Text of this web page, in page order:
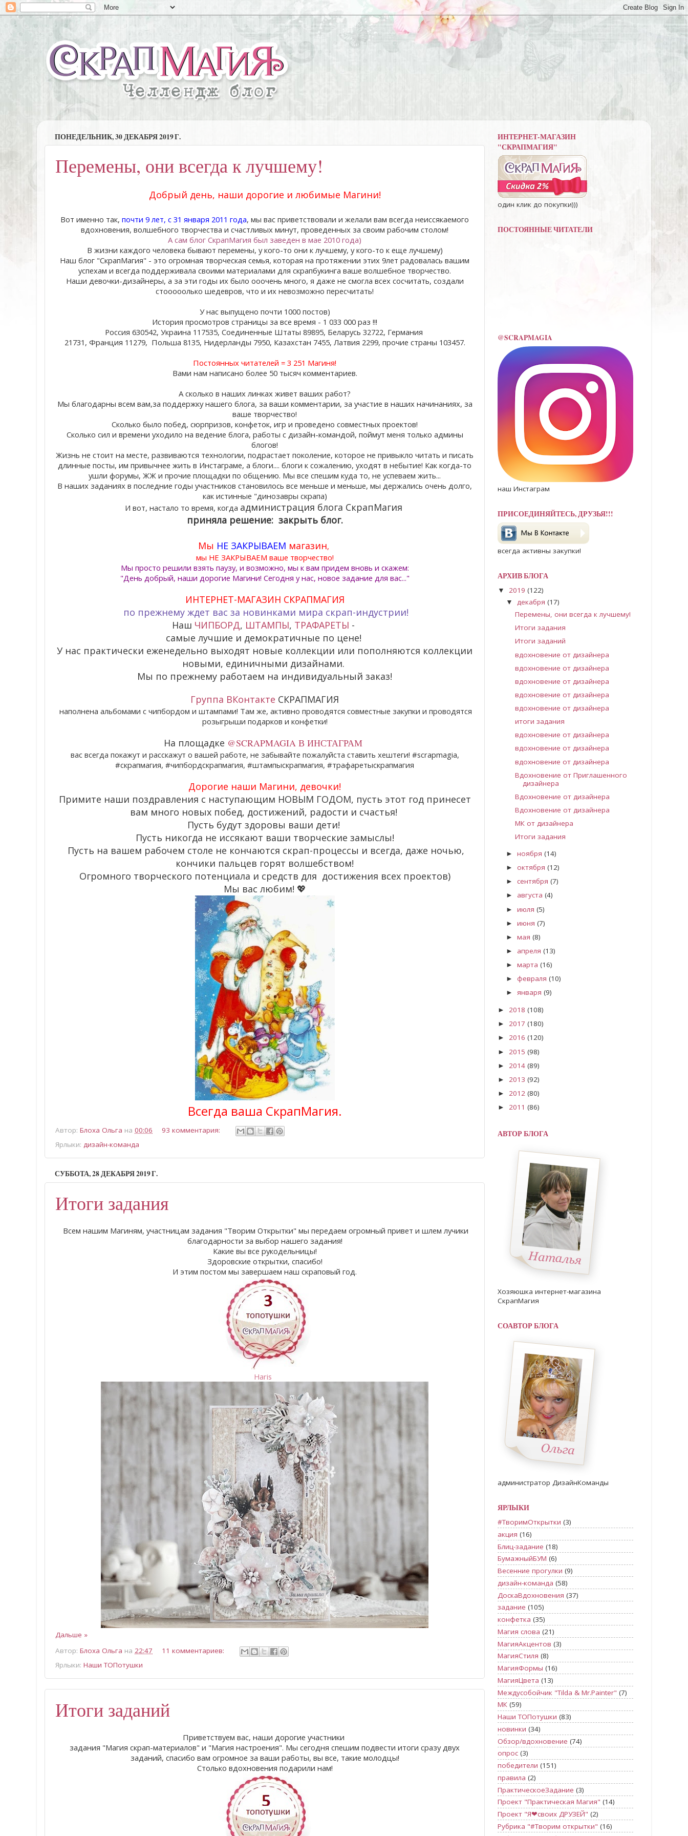
ПОНЕДЕЛЬНИК, 30 ДЕКАБРЯ 2019 Г.
Перемены, они всегда к лучшему!
Добрый день, наши дорогие и любимые Магини!
Вот именно так, почти 9 лет, с 31 января 2011 года, мы вас приветствовали и желали вам всегда неиссякаемого
вдохновения, волшебного творчества и счастливых минут, проведенных за своим рабочим столом!
А сам блог СкрапМагия был заведен в мае 2010 года)
В жизни каждого человека бывают перемены, у кого-то они к лучшему, у кого-то к еще лучшему)
Наш блог "СкрапМагия" - это огромная творческая семья, которая на протяжении этих 9лет радовалась вашим
успехам и всегда поддерживала своими материалами для скрапбукинга ваше волшебное творчество.
Наши девочки-дизайнеры, а за эти годы их было ооочень много, я даже не смогла всех сосчитать, создали
стооооолько шедевров, что и их невозможно пересчитать!
У нас выпущено почти 1000 постов)
История просмотров страницы за все время - 1 033 000 раз !!!
Россия 630542, Украина 117535, Соединенные Штаты 89895, Беларусь 32722, Германия
21731, Франция 11279, Польша 8135, Нидерланды 7950, Казахстан 7455, Латвия 2299, прочие страны 103457.
Постоянных читателей = 3 251 Магиня!
Вами нам написано более 50 тысяч комментариев.
А сколько в наших линках живет ваших работ?
Мы благодарны всем вам,за поддержку нашего блога, за ваши комментарии, за участие в наших начинаниях, за
ваше творчество!
Сколько было побед, сюрпризов, конфеток, игр и проведено совместных проектов!
Сколько сил и времени уходило на ведение блога, работы с дизайн-командой, поймут меня только админы
блогов!
Жизнь не стоит на месте, развиваются технологии, подрастает поколение, которое не привыкло читать и писать
длинные посты, им привычнее жить в Инстаграме, а блоги.... блоги к сожалению, уходят в небытие! Как когда-то
ушли форумы, ЖЖ и прочие площадки по общению. Мы все спешим куда то, не успеваем жить...
В наших заданиях в последние годы участников становилось все меньше и меньше, мы держались очень долго,
как истинные "динозавры скрапа)
И вот, настало то время, когда администрация блога СкрапМагия
приняла решение: закрыть блог.
Мы НЕ ЗАКРЫВАЕМ магазин,
мы НЕ ЗАКРЫВАЕМ ваше творчество!
Мы просто решили взять паузу, и возможно, мы к вам придем вновь и скажем:
"День добрый, наши дорогие Магини! Сегодня у нас, новое задание для вас..."
ИНТЕРНЕТ-МАГАЗИН СКРАПМАГИЯ
по прежнему ждет вас за новинками мира скрап-индустрии!
Наш ЧИПБОРД, ШТАМПЫ, ТРАФАРЕТЫ -
самые лучшие и демократичные по цене!
У нас практически еженедельно выходят новые коллекции или пополняются коллекции
новыми, единичными дизайнами.
Мы по прежнему работаем на индивидуальный заказ!
Группа ВКонтакте СКРАПМАГИЯ
наполнена альбомами с чипбордом и штампами! Там же, активно проводятся совместные закупки и проводятся
розыгрыши подарков и конфетки!
На площадке @SCRAPMAGIA В ИНСТАГРАМ
вас всегда покажут и расскажут о вашей работе, не забывайте пожалуйста ставить хештеги! #scrapmagia,
#скрапмагия, #чипбордскрапмагия, #штампыскрапмагия, #трафаретыскрапмагия
Дорогие наши Магини, девочки!
Примите наши поздравления с наступающим НОВЫМ ГОДОМ, пусть этот год принесет
вам много новых побед, достижений, радости и счастья!
Пусть будут здоровы ваши дети!
Пусть никогда не иссякают ваши творческие замыслы!
Пусть на вашем рабочем столе не кончаются скрап-процессы и всегда, даже ночью,
кончики пальцев горят волшебством!
Огромного творческого потенциала и средств для достижения всех проектов)
Мы вас любим! 💖
Всегда ваша СкрапМагия.
Автор: Блоха Ольга на 00:06
93 комментария:
Ярлыки: дизайн-команда
СУББОТА, 28 ДЕКАБРЯ 2019 Г.
Итоги задания
Всем нашим Магиням, участницам задания "Творим Открытки" мы передаем огромный привет и шлем лучики
благодарности за выбор нашего задания!
Какие вы все рукодельницы!
Здоровские открытки, спасибо!
И этим постом мы завершаем наш скраповый год.
Haris
Дальше »
Автор: Блоха Ольга на 22:47
11 комментариев:
Ярлыки: Наши ТОПотушки
Итоги заданий
Приветствуем вас, наши дорогие участники
задания "Магия скрап-материалов" и "Магия настроения". Мы сегодня спешим подвести итоги сразу двух
заданий, спасибо вам огромное за ваши работы, вы все, такие молодцы!
Столько вдохновения подарили нам!
ИНТЕРНЕТ-МАГАЗИН
"СКРАПМАГИЯ"
один клик до покупки)))
ПОСТОЯННЫЕ ЧИТАТЕЛИ
@SCRAPMAGIA
наш Инстаграм
ПРИСОЕДИНЯЙТЕСЬ, ДРУЗЬЯ!!!
всегда активны закупки!
АРХИВ БЛОГА
▼ 2019 (122)
▼декабря(17)
Перемены, они всегда к лучшему!
Итоги задания
Итоги заданий
вдохновение от дизайнера
вдохновение от дизайнера
вдохновение от дизайнера
вдохновение от дизайнера
вдохновение от дизайнера
итоги задания
вдохновение от дизайнера
вдохновение от дизайнера
вдохновение от дизайнера
Вдохновение от Приглашенного
дизайнера
Вдохновение от дизайнера
Вдохновение от дизайнера
МК от дизайнера
Итоги задания
►ноября(14)
►октября(12)
►сентября(7)
► августа(4)
►июля(5)
►июня(7)
►мая(8)
► апреля(13)
►марта(16)
►февраля(10)
►января(9)
► 2018 (108)
► 2017 (180)
► 2016 (120)
► 2015 (98)
► 2014 (89)
► 2013 (92)
► 2012 (80)
► 2011 (86)
АВТОР БЛОГА
Хозяюшка интернет-магазина
СкрапМагия
СОАВТОР БЛОГА
администратор ДизайнКоманды
ЯРЛЫКИ
#ТворимОткрытки (3)
акция (16)
Блиц-задание (18)
БумажныйБУМ (6)
Весенние прогулки (9)
дизайн-команда (58)
ДоскаВдохновения (37)
задание (105)
конфетка (35)
Магия слова (21)
МагияАкцентов (3)
МагияСтиля (8)
МагияФормы (16)
МагияЦвета (13)
Междусобойчик "Tilda & Mr.Painter" (7)
МК (59)
Наши ТОПотушки (83)
новинки (34)
Обзор/вдохновение (74)
опрос (3)
победители (151)
правила (2)
ПрактическоеЗадание (3)
Проект "Практическая Магия" (14)
Проект "Я❤своих ДРУЗЕЙ" (2)
Рубрика "#Творим открытки" (16)